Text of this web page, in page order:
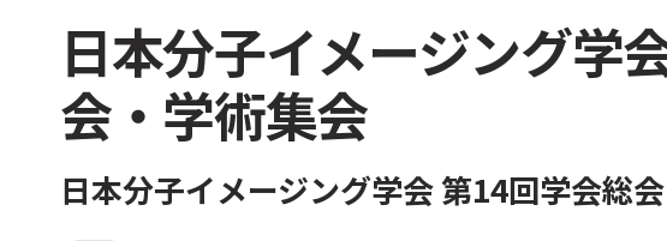
日本分子イメージング学
会・学術集会
日本分子イメージング学会 第14回学会総